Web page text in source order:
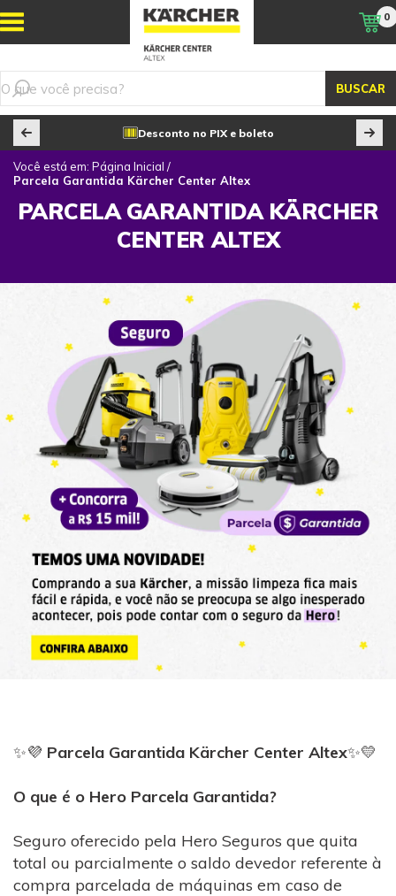
Desconto no PIX e boleto
BUSCAR
0
Você está em: Página Inicial /
Parcela Garantida Kärcher Center Altex
PARCELA GARANTIDA KÄRCHER
CENTER ALTEX
✨💜 Parcela Garantida Kärcher Center Altex✨💛
O que é o Hero Parcela Garantida?
Seguro oferecido pela Hero Seguros que quita
total ou parcialmente o saldo devedor referente à
compra parcelada de máquinas em caso de